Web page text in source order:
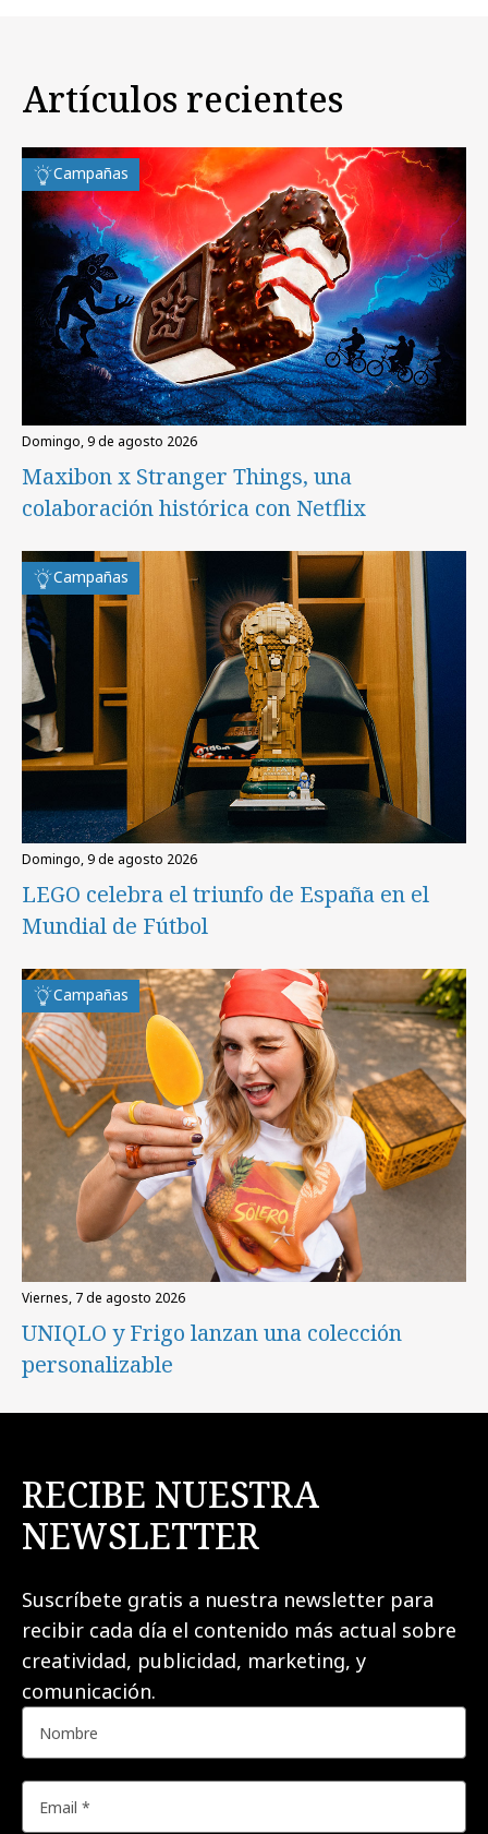
Artículos recientes
Campañas
domingo, 9 de agosto 2026
Maxibon x Stranger Things, una
colaboración histórica con Netflix
Campañas
domingo, 9 de agosto 2026
LEGO celebra el triunfo de España en el
Mundial de Fútbol
Campañas
viernes, 7 de agosto 2026
UNIQLO y Frigo lanzan una colección
personalizable
RECIBE NUESTRA
NEWSLETTER
Suscríbete gratis a nuestra newsletter para
recibir cada día el contenido más actual sobre
creatividad, publicidad, marketing, y
comunicación.